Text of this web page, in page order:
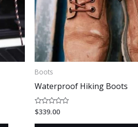
Boots
Waterproof Hiking Boots
Valorado
en
0
$339.00